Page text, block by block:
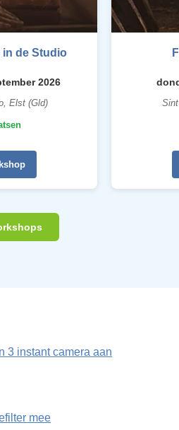
in de Studio
2026
Elst (Gld)
3 instant camera aan
mee